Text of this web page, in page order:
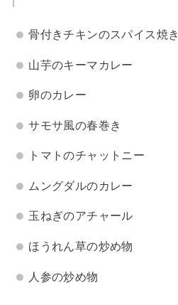
骨付きチキンのスパイス焼き
山芋のキーマカレー
卵のカレー
サモサ風の春巻き
トマトのチャットニー
ムングダルのカレー
玉ねぎのアチャール
ほうれん草の炒め物
人参の炒め物